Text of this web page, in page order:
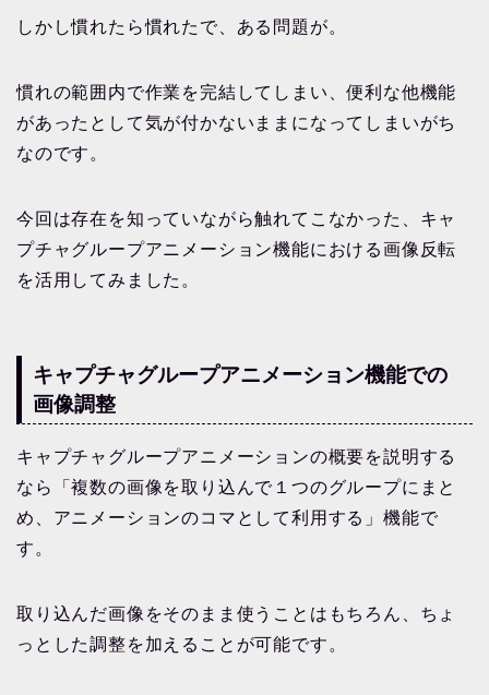
しかし慣れたら慣れたで、ある問題が。
慣れの範囲内で作業を完結してしまい、便利な他機能
があったとして気が付かないままになってしまいがち
なのです。
今回は存在を知っていながら触れてこなかった、キャ
プチャグループアニメーション機能における画像反転
を活用してみました。
キャプチャグループアニメーション機能での
画像調整
キャプチャグループアニメーションの概要を説明する
なら「複数の画像を取り込んで１つのグループにまと
め、アニメーションのコマとして利用する」機能で
す。
取り込んだ画像をそのまま使うことはもちろん、ちょ
っとした調整を加えることが可能です。